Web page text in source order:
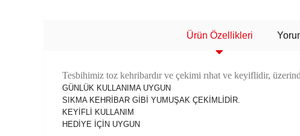
Ürün Özellikleri
Tesbihimiz toz kehribardır ve çekimi rıhat ve keyiflidir,
GÜNLÜK KULLANIMA UYGUN
SIKMA KEHRİBAR GİBİ YUMUŞAK ÇEKİMLİDİR.
KEYİFLİ KULLANIM
HEDİYE İÇİN UYGUN
17'lik Andız